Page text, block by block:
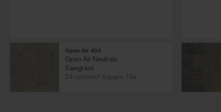
Open Air 404
Open Air Neutrals
Sawgrass
24 colores
Square Tile